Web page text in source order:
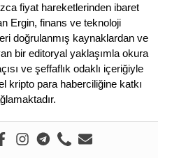
fiyat hareketlerinden ibaret
Ergin, finans ve teknoloji
doğrulanmış kaynaklardan ve
bir editoryal yaklaşımla okura
ve şeffaflık odaklı içeriğiyle
kripto para haberciliğine katkı